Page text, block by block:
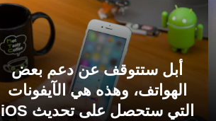
أبل ستتوقف عن دعم بعض
الهواتف، وهذه هي الآيفونات
التي ستحصل على تحديث iOS